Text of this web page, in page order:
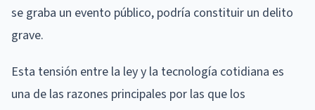
se graba un evento público, podría constituir un delito
grave.
Esta tensión entre la ley y la tecnología cotidiana es
una de las razones principales por las que los